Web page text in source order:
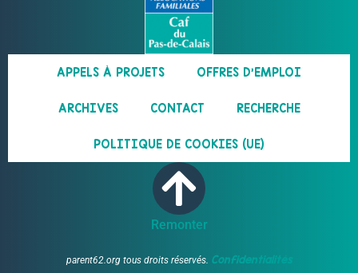
APPELS À PROJETS OFFRES D’EMPLOI
ARCHIVES CONTACT RECHERCHE
POLITIQUE DE COOKIES (UE)
Remonter
parent62.org tous droits réservés. Confidentialités